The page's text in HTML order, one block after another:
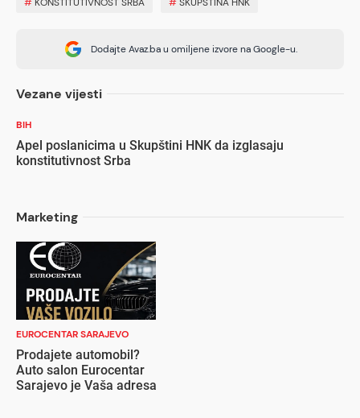
# KONSTITUTIVNOST SRBA #SKUPŠTINA HNK
Dodajte Avaz.ba u omiljene izvore na Google-u.
Vezane vijesti
BIH
Apel poslanicima u Skupštini HNK da izglasaju
konstitutivnost Srba
Marketing
EUROCENTAR SARAJEVO
Prodajete automobil?
Auto salon Eurocentar
Sarajevo je Vaša adresa